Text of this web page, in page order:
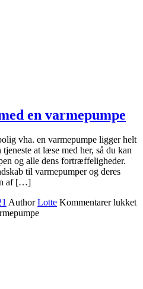
en varmepumpe
vha. en varmepumpe ligger helt
at læse med her, så du kan
og alle dens fortræffeligheder.
til varmepumper og deres
af […]
Author Lotte Kommentarer lukket